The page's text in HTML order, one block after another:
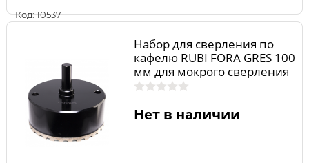
Код: 10537
Набор для сверления по
кафелю RUBI FORA GRES 100
мм для мокрого сверления
04976
Нет в наличии